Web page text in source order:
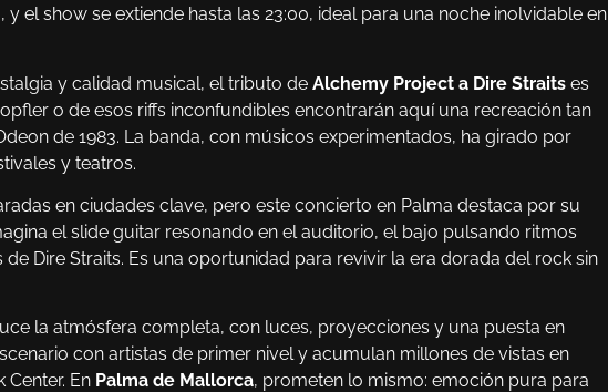
el show se extiende hasta las 23:00, ideal para una noche inolvidable en
y calidad musical, el tributo de Alchemy Project a Dire Straits es
o de esos riffs inconfundibles encontrarán aquí una recreación tan
de 1983. La banda, con músicos experimentados, ha girado por
y teatros.
en ciudades clave, pero este concierto en Palma destaca por su
el slide guitar resonando en el auditorio, el bajo pulsando ritmos
Dire Straits. Es una oportunidad para revivir la era dorada del rock sin
la atmósfera completa, con luces, proyecciones y una puesta en
con artistas de primer nivel y acumulan millones de vistas en
Center. En Palma de Mallorca, prometen lo mismo: emoción pura para